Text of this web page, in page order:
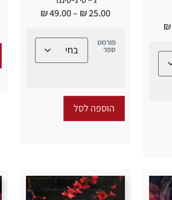
₪
₪25.00
–
₪49.00
פורמט
ספר
הוספה לסל